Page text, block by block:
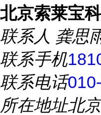
北京索莱宝
联系人 龚思
联系手机
联系电话
所在地址北